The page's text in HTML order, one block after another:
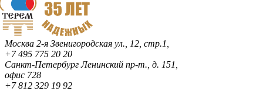
Москва 2-я Звенигородская ул., 12, стр.1,
+7 495 775 20 20
Санкт-ПетербургЛенинский пр-т., д. 151,
офис 728
+7 812 329 19 92